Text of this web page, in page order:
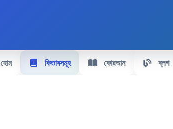
হোম কিতাবসমূহ কোরআন ব্লগ